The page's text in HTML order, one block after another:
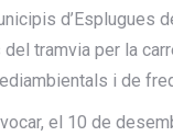
d’Esplugues
tramvia per la
i de
el 10 de